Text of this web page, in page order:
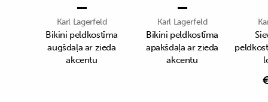
Karl Lagerfeld
Bikini peldkostīma
augšdaļa ar zieda
akcentu
Karl Lagerfeld
Bikini peldkostīma
apakšdaļa ar zieda
akcentu